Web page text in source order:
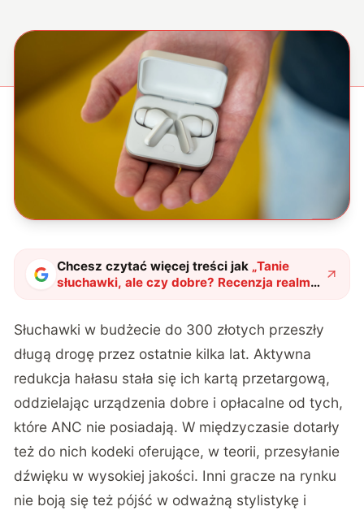
Chcesz czytać więcej treści jak „Tanie
słuchawki, ale czy dobre? Recenzja realme
Buds Air7"?
Słuchawki w budżecie do 300 złotych przeszły
długą drogę przez ostatnie kilka lat. Aktywna
redukcja hałasu stała się ich kartą przetargową,
oddzielając urządzenia dobre i opłacalne od tych,
które ANC nie posiadają. W międzyczasie dotarły
też do nich kodeki oferujące, w teorii, przesyłanie
dźwięku w wysokiej jakości. Inni gracze na rynku
nie boją się też pójść w odważną stylistykę i